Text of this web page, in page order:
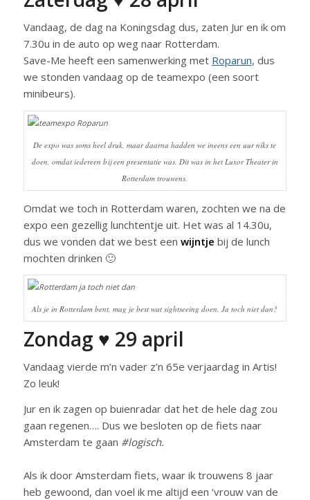
Vandaag, de dag na Koningsdag dus, zaten Jur en ik om
7.30u in de auto op weg naar Rotterdam.
Save-Me heeft een samenwerking met Roparun, dus
we stonden vandaag op de teamexpo (een soort
minibeurs).
De expo was soms heel druk, maar daarna hadden we ineens een uur niks te
doen, omdat iedereen bij een presentatie was. Dit was in het Luxor Theater in
Rotterdam trouwens.
Omdat we toch in Rotterdam waren, zochten we na de
expo een gezellig lunchtentje uit. Het was al 14.30u,
dus we vonden dat we best een wijntje bij de lunch
mochten drinken 🙂
Als je in Rotterdam bent, mag je best wat sightseeing doen. Ja toch niet dan?
Zondag ♥ 29 april
Vandaag vierde m’n vader z’n 65e verjaardag in Artis!
Zo leuk!
Jur en ik zagen op buienradar dat het de hele dag zou
gaan regenen…. Dus we besloten op de fiets naar
Amsterdam te gaan #logisch.
Als ik door Amsterdam fiets, waar ik trouwens 8 jaar
heb gewoond, dan voel ik me altijd een ‘vrouw van de